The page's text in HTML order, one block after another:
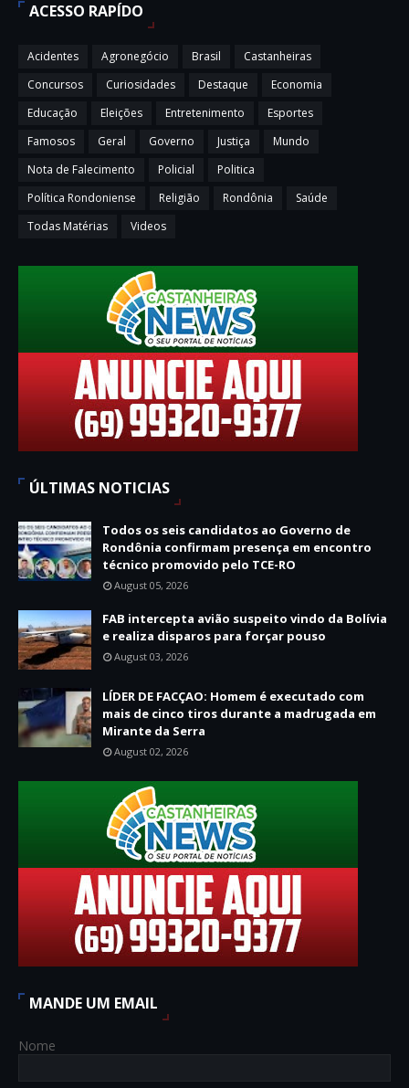
ACESSO RAPÍDO
Acidentes Agronegócio Brasil
Castanheiras
Concursos
Curiosidades Destaque
Economia
Educação
Eleições Entretenimento
Esportes
Famosos
Geral Governo Justiça
Mundo
Nota de Falecimento
Policial
Politica
Política Rondoniense
Religião Rondônia
Saúde
Todas Matérias
Videos
ÚLTIMAS NOTICIAS
Todos os seis candidatos ao Governo de
Rondônia confirmam presença em encontro
técnico promovido pelo TCE-RO
August 05, 2026
FAB intercepta avião suspeito vindo da Bolívia
e realiza disparos para forçar pouso
August 03, 2026
LÍDER DE FACÇAO: Homem é executado com
mais de cinco tiros durante a madrugada em
Mirante da Serra
August 02, 2026
MANDE UM EMAIL
Nome